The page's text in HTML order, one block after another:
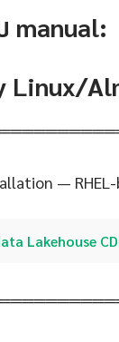
manual:
Linux/
— RHEL-
Lakehouse